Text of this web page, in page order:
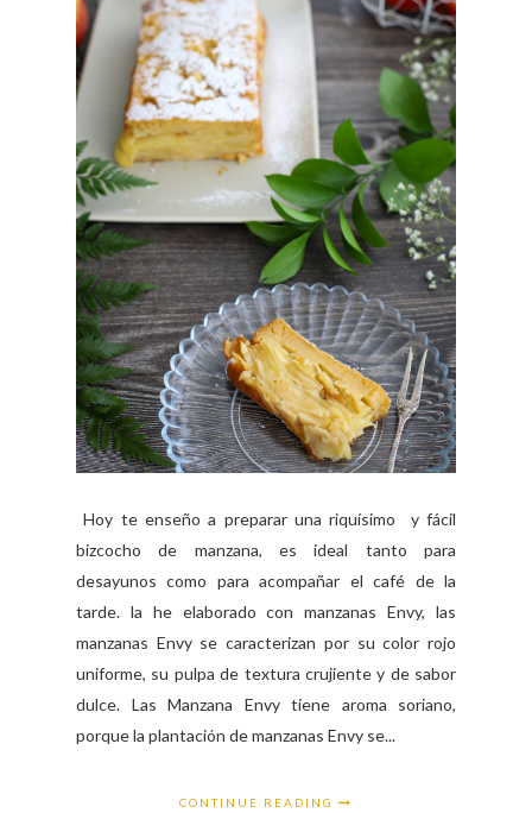
Hoy te enseño a preparar una riquísimo y fácil
bizcocho de manzana, es ideal tanto para
desayunos como para acompañar el café de la
tarde. la he elaborado con manzanas Envy, las
manzanas Envy se caracterizan por su color rojo
uniforme, su pulpa de textura crujiente y de sabor
dulce. Las Manzana Envy tiene aroma soriano,
porque la plantación de manzanas Envy se...
CONTINUE READING